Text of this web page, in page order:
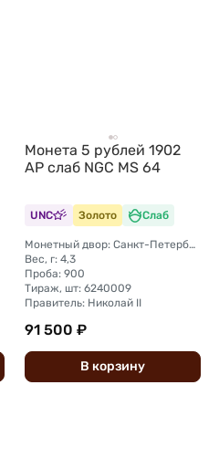
Монета 5 рублей 1902
АР слаб NGC MS 64
UNC Золото Слаб
Монетный двор: Санкт-Петербургский монетный двор
Вес, г: 4,3
Проба: 900
Тираж, шт: 6240009
Правитель: Николай II
91 500 ₽
В корзину